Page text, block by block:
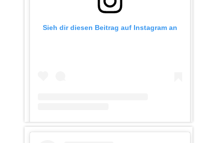
Sieh dir diesen Beitrag auf Instagram an